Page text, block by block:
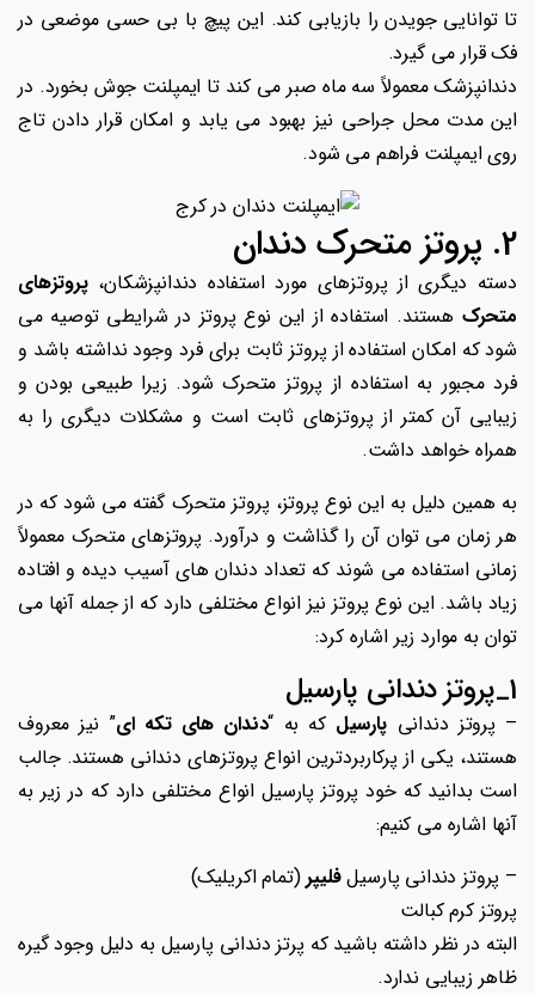
تا توانایی جویدن را بازیابی کند. این پیچ با بی حسی موضعی در
فک قرار می گیرد.
دندانپزشک معمولاً سه ماه صبر می کند تا ایمپلنت جوش بخورد. در
این مدت محل جراحی نیز بهبود می یابد و امکان قرار دادن تاج
روی ایمپلنت فراهم می شود.
2. پروتز متحرک دندان
دسته دیگری از پروتزهای مورد استفاده دندانپزشکان،پروتزهای
متحرک هستند. استفاده از این نوع پروتز در شرایطی توصیه می
شود که امکان استفاده از پروتز ثابت برای فرد وجود نداشته باشد و
فرد مجبور به استفاده از پروتز متحرک شود. زیرا طبیعی بودن و
زیبایی آن کمتر از پروتزهای ثابت است و مشکلات دیگری را به
همراه خواهد داشت.
به همین دلیل به این نوع پروتز، پروتز متحرک گفته می شود که در
هر زمان می توان آن را گذاشت و درآورد. پروتزهای متحرک معمولاً
زمانی استفاده می شوند که تعداد دندان های آسیب دیده و افتاده
زیاد باشد. این نوع پروتز نیز انواع مختلفی دارد که از جمله آنها می
توان به موارد زیر اشاره کرد:
1_پروتز دندانی پارسیل
– پروتز دندانی پارسیل که به “دندان های تکه ای” نیز معروف
هستند، یکی از پرکاربردترین انواع پروتزهای دندانی هستند. جالب
است بدانید که خود پروتز پارسیل انواع مختلفی دارد که در زیر به
آنها اشاره می کنیم:
– پروتز دندانی پارسیلفلیپر(تمام اکریلیک)
پروتز کرم کبالت
البته در نظر داشته باشید که پرتز دندانی پارسیل به دلیل وجود گیره
ظاهر زیبایی ندارد.